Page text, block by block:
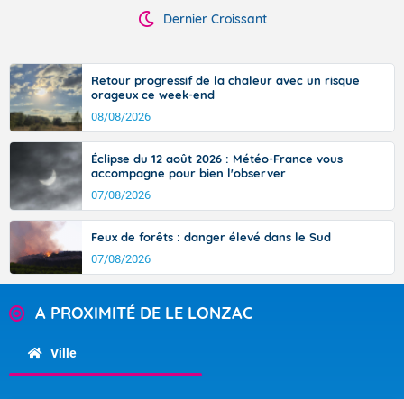
Dernier Croissant
Retour progressif de la chaleur avec un risque
orageux ce week-end
08/08/2026
Éclipse du 12 août 2026 : Météo-France vous
accompagne pour bien l'observer
07/08/2026
Feux de forêts : danger élevé dans le Sud
07/08/2026
A PROXIMITÉ DE LE LONZAC
Ville